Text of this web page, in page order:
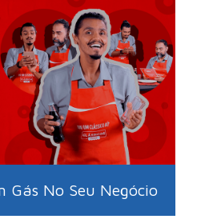
Gás No Seu Negócio